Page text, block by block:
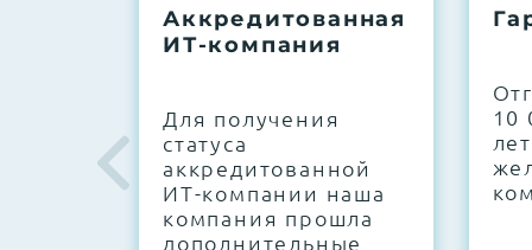
Next Business Day (NBD)
Аккредитованная
ИТ-компания
Для получения
статуса
аккредитованной
ИТ-компании наша
компания прошла
дополнительные
10